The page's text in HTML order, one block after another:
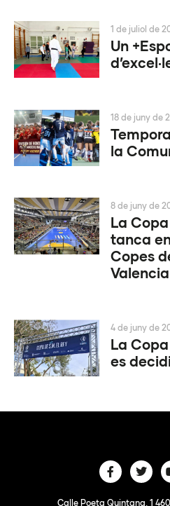
Un
1 de juliol de
la
18 de juny de
La
tanca
Copes
8 de juny de
La
es
4 de juny de
Calle Poeta Quintana, 1